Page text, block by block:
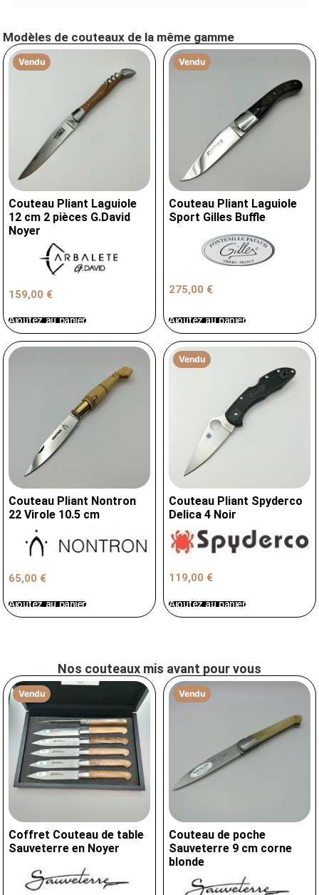
Modèles de couteaux de la même gamme
Vendu
Couteau Pliant Laguiole
12 cm 2 pièces G.David
Noyer
159,00 €
Ajoutez au panier
Vendu
Couteau Pliant Laguiole
Sport Gilles Buffle
275,00 €
Ajoutez au panier
Couteau Pliant Nontron
22 Virole 10.5 cm
65,00 €
Ajoutez au panier
Vendu
Couteau Pliant Spyderco
Delica 4 Noir
119,00 €
Ajoutez au panier
Nos couteaux mis avant pour vous
Vendu
Coffret Couteau de table
Sauveterre en Noyer
Vendu
Couteau de poche
Sauveterre 9 cm corne
blonde